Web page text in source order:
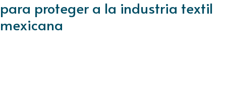
para proteger a la industria textil
mexicana